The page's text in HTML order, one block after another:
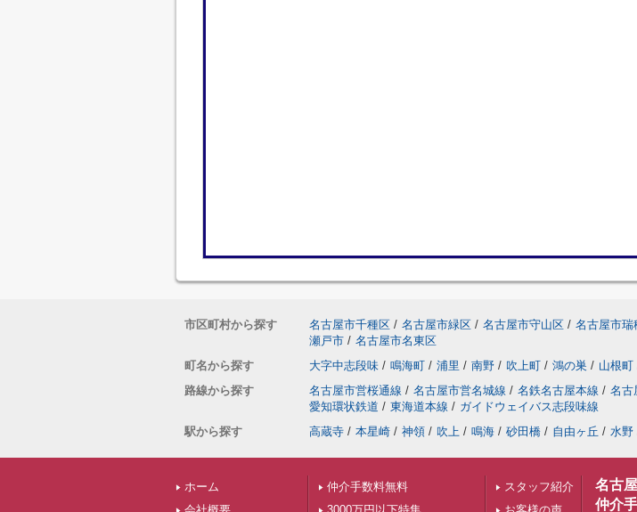
市区町村から探す 名古屋市千種区 / 名古屋市緑区 / 名古屋市守山区 / 名古屋市瑞
瀬戸市 / 名古屋市名東区
町名から探す
大字中志段味 / 鳴海町 / 浦里 / 南野 / 吹上町 / 鴻の巣 / 山根町
路線から探す
名古屋市営桜通線 / 名古屋市営名城線 / 名鉄名古屋本線 / 名古
愛知環状鉄道 / 東海道本線 / ガイドウェイバス志段味線
駅から探す
高蔵寺 / 本星崎 / 神領 / 吹上 / 鳴海 / 砂田橋 / 自由ヶ丘 / 水野
ホーム
仲介手数料無料
スタッフ紹介
名古
仲介